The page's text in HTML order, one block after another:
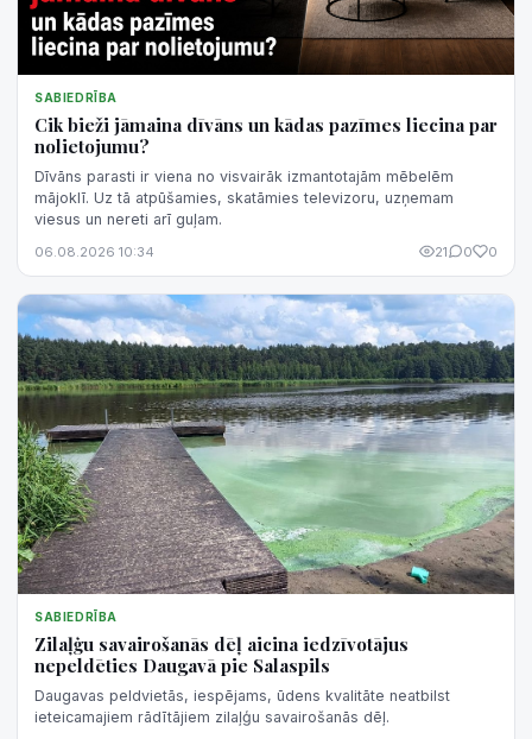
SABIEDRĪBA
Cik bieži jāmaina dīvāns un kādas pazīmes liecina par
nolietojumu?
Dīvāns parasti ir viena no visvairāk izmantotajām mēbelēm
mājoklī. Uz tā atpūšamies, skatāmies televizoru, uzņemam
viesus un nereti arī guļam.
06.08.2026 10:34 21 0 0
SABIEDRĪBA
Zilaļģu savairošanās dēļ aicina iedzīvotājus
nepeldēties Daugavā pie Salaspils
Daugavas peldvietās, iespējams, ūdens kvalitāte neatbilst
ieteicamajiem rādītājiem zilaļģu savairošanās dēļ.